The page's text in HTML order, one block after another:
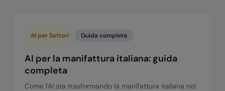
AI per Settori Guida completa
AI per la manifattura italiana: guida
completa
Come l'AI sta trasformando la manifattura italiana nel